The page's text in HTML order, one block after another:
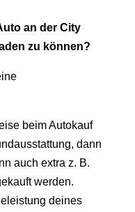
an der City
zu können?
beim Autokauf
dann
auch extra z. B.
werden.
deines